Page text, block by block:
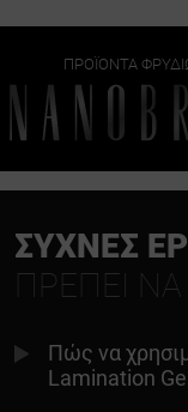
ΠΡΟΪΌΝΤΑ
ΣΥΧΝΈΣ
ΠΡΈΠΕΙ
Πώς να
Lamination